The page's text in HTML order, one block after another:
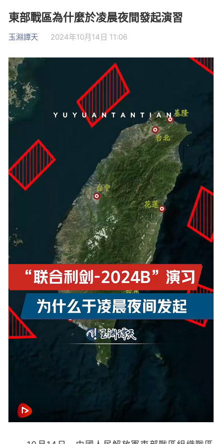
東部戰區為什麼於凌晨夜間發起演習
玉淵譚天 2024年10月14日 11:06